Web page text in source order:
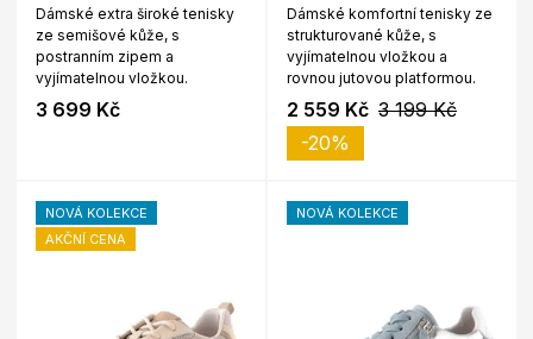
Dámské extra široké tenisky
ze semišové kůže, s
postranním zipem a
vyjímatelnou vložkou.
3 699 Kč
Dámské komfortní tenisky ze
strukturované kůže, s
vyjímatelnou vložkou a
rovnou jutovou platformou.
2 559 Kč 3 199 Kč
-20%
NOVÁ KOLEKCE
AKČNÍ CENA
NOVÁ KOLEKCE